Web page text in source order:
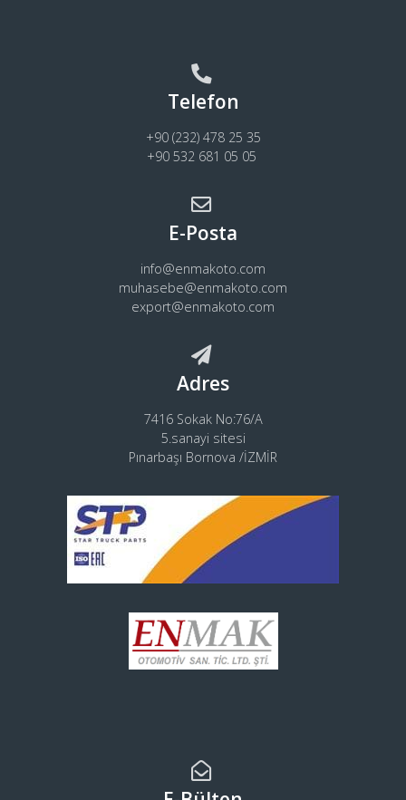
Telefon
+90 (232) 478 25 35
+90 532 681 05 05
E-Posta
info@enmakoto.com
muhasebe@enmakoto.com
export@enmakoto.com
Adres
7416 Sokak No:76/A
5.sanayi sitesi
Pınarbaşı Bornova /İZMİR